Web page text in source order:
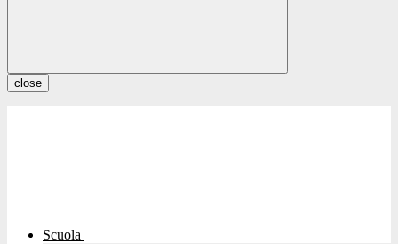
close
Scuola